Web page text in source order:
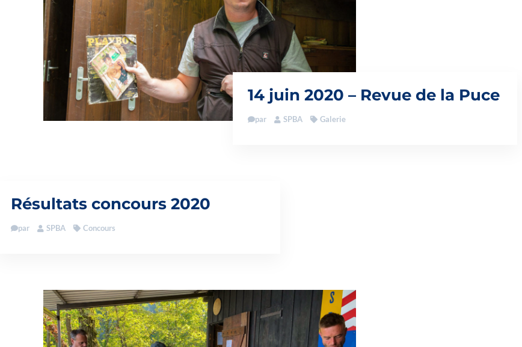
14 juin 2020 – Revue de la Puce
par SPBA Galerie
Résultats concours 2020
par SPBA Concours